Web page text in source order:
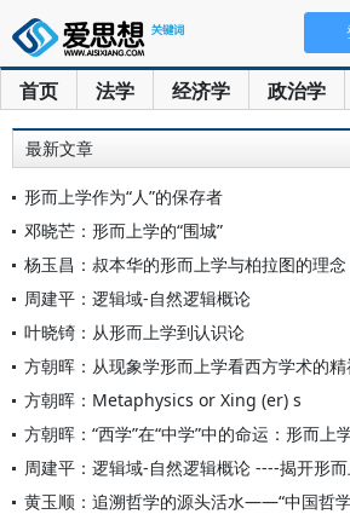
首页 法学 经济学 政治学
最新文章
形而上学作为“人”的保存者
邓晓芒：形而上学的“围城”
杨玉昌：叔本华的形而上学与柏拉图的理念
周建平：逻辑域-自然逻辑概论
叶晓锜：从形而上学到认识论
方朝晖：Metaphysics or Xing (er) s
方朝晖：“西学”在“中学”中的命运：形而上
周建平：逻辑域-自然逻辑概论 ----揭开形
黄玉顺：追溯哲学的源头活水——“中国哲